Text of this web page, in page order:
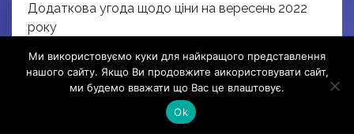
Додаткова угода щодо ціни на вересень 2022
року
Read More
Ми використовуємо куки для найкращого представлення
нашого сайту. Якщо Ви продовжите аикористовувати сайт,
ми будемо вважати що Вас це влаштовує.
Ok